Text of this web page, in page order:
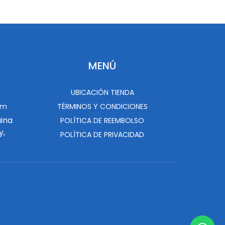
MENÚ
UBICACIÓN TIENDA
TÉRMINOS Y CONDICIONES
POLÍTICA DE REEMBOLSO
POLÍTICA DE PRIVACIDAD